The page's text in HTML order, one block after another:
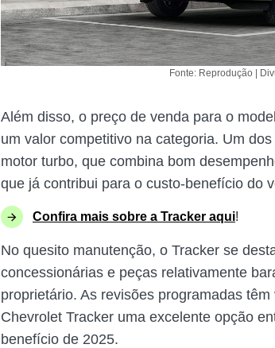
Fonte: Reprodução |
Além disso, o preço de venda para o
um valor competitivo na categoria. Um
motor turbo, que combina bom
que já contribui para o custo-benefício do
Confira mais sobre a Tracker aqui!
No quesito manutenção, o Tracker se
concessionárias e peças relativamente
proprietário. As revisões programadas
Chevrolet Tracker uma excelente opção
benefício de 2025.